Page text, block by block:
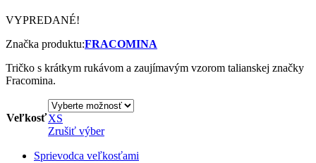
VYPREDANÉ!
Značka produktu:FRACOMINA
Tričko s krátkym rukávom a zaujímavým vzorom talianskej značky
Fracomina.
VeľkosťXS
Zrušiť výber
Sprievodca veľkosťami